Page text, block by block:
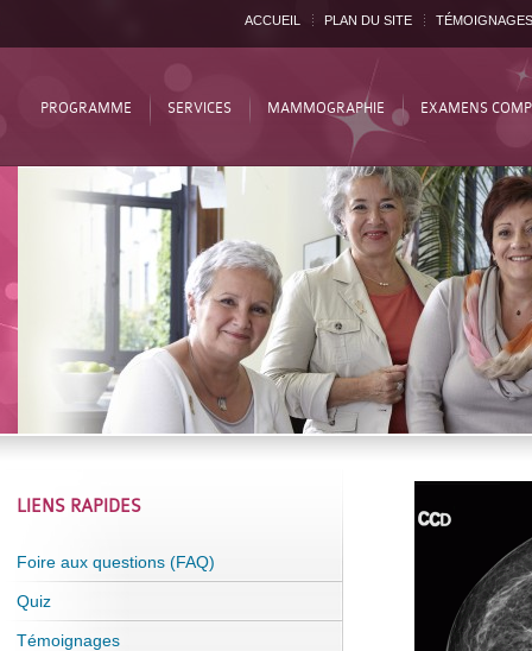
ACCUEIL PLAN DU SITE TÉMOIGNAGES
PROGRAMME SERVICES MAMMOGRAPHIE EXAMENS
LIENS RAPIDES
Foire aux questions (FAQ)
Quiz
Témoignages